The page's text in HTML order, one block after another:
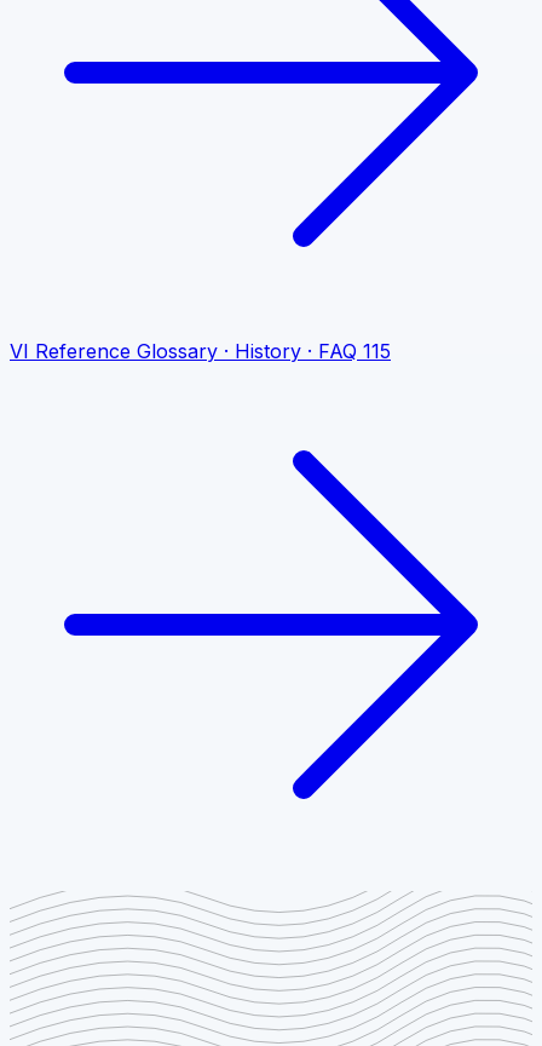
VI Reference Glossary · History · FAQ 115